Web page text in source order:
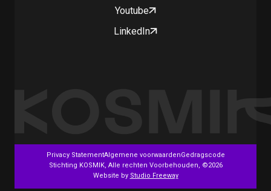
Youtube
LinkedIn
Privacy StatementAlgemene voorwaardenGedragscode
Stichting KOSMIK, Alle rechten Voorbehouden, ©2026
Website by Studio Freeway